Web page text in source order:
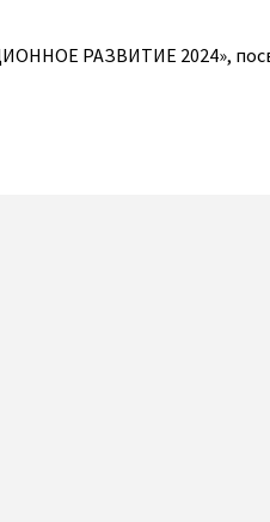
РАЗВИТИЕ 2024»,